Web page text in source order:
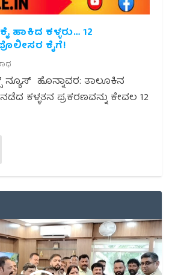
ಹಾಕಿದ ಕಳ್ಳರು… 12
ಕೈಗೆ!
ಹೊನ್ನಾವರ: ತಾಲೂಕಿನ
ಕಳ್ಳತನ ಪ್ರಕರಣವನ್ನು ಕೇವಲ 12